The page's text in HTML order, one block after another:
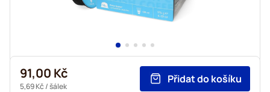
91,00 Kč
5,69 Kč / šálek
Přidat do košíku